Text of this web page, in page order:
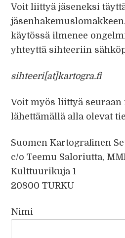
Voit liittyä jäseneksi
käytössä ilmenee
yhteyttä sihteeriin
sihteeri[at]kartogra.fi
Voit myös liittyä
lähettämällä alla olevat
Suomen Kartografinen
c/o Teemu Saloriutta,
Kulttuurikuja 1
20800 TURKU
Nimi